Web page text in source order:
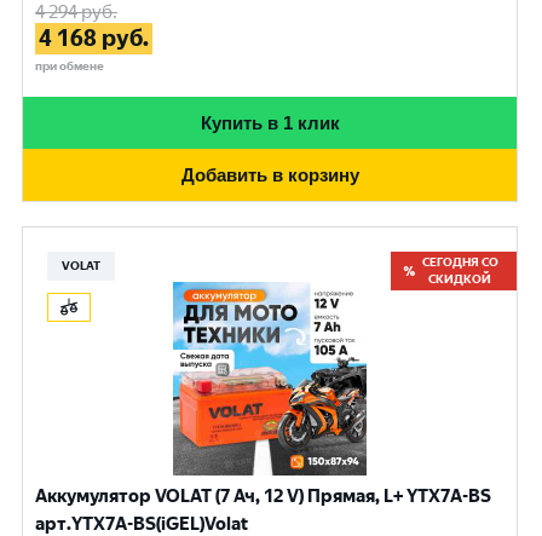
4 294руб.
4 168 руб.
при обмене
Купить в 1 клик
Добавить в корзину
VOLAT
СЕГОДНЯ СО
СКИДКОЙ
Аккумулятор VOLAT (7 Ач, 12 V) Прямая, L+ YTX7A-BS
арт.YTX7A-BS(iGEL)Volat